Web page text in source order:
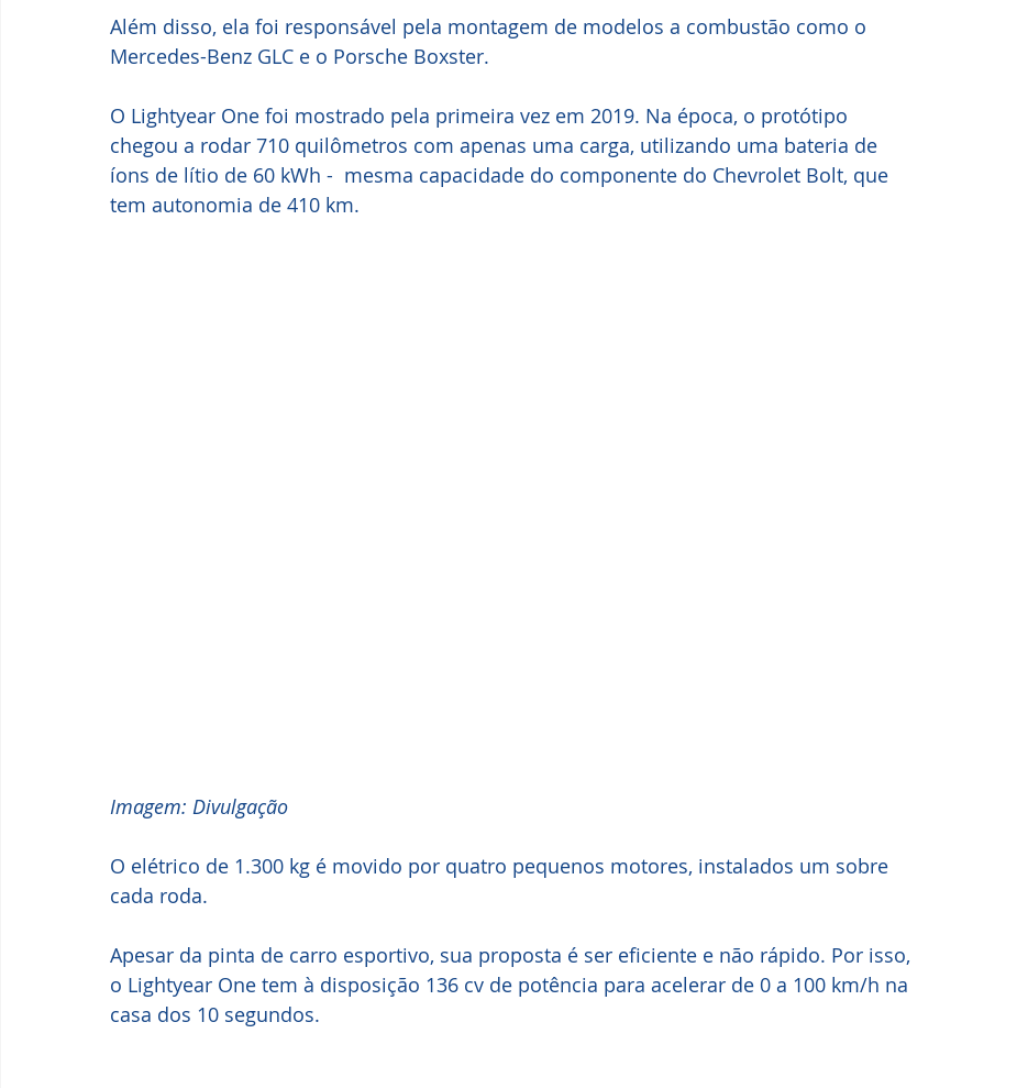
Além disso, ela foi responsável pela montagem de modelos a combustão como o
Mercedes-Benz GLC e o Porsche Boxster.
O Lightyear One foi mostrado pela primeira vez em 2019. Na época, o protótipo
chegou a rodar 710 quilômetros com apenas uma carga, utilizando uma bateria de
íons de lítio de 60 kWh -  mesma capacidade do componente do Chevrolet Bolt, que
tem autonomia de 410 km.
Imagem: Divulgação
O elétrico de 1.300 kg é movido por quatro pequenos motores, instalados um sobre
cada roda.
Apesar da pinta de carro esportivo, sua proposta é ser eficiente e não rápido. Por isso,
o Lightyear One tem à disposição 136 cv de potência para acelerar de 0 a 100 km/h na
casa dos 10 segundos.